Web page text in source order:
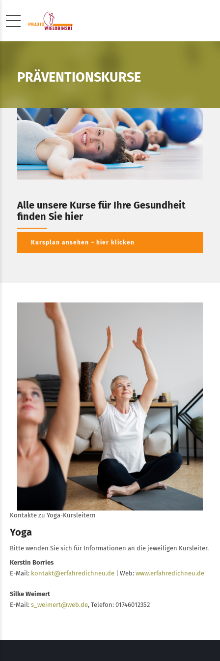
PRÄVENTIONSKURSE
Alle unsere Kurse für Ihre Gesundheit
finden Sie hier
Kursplan ansehen – hier klicken
Kontakte zu Yoga-Kursleitern
Yoga
Bitte wenden Sie sich für Informationen an die jeweiligen Kursleiter.
Kerstin Borries
E-Mail: kontakt@erfahredichneu.de | Web: www.erfahredichneu.de
Silke Weimert
E-Mail: s_weimert@web.de, Telefon: 01746012352